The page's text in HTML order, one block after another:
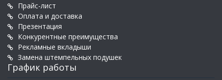
Прайс-лист
Оплата и доставка
Презентация
Конкурентные преимущества
Рекламные вкладыши
Замена штемпельных подушек
График работы